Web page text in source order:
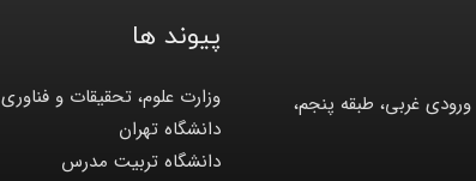
غربی، طبقه پنجم،
پیوند ها
وزارت علوم، تحقیقات و فناوری
دانشگاه تهران
دانشگاه تربیت مدرس